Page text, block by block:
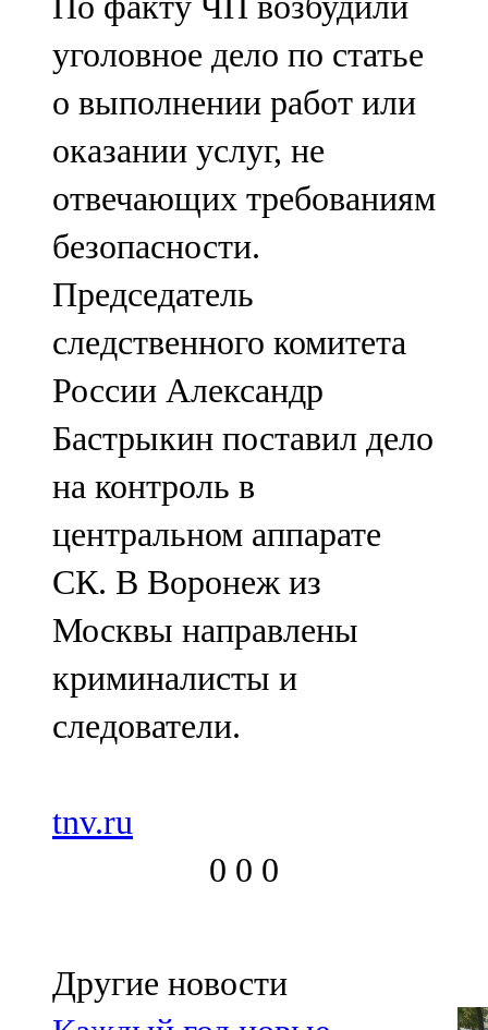
уголовное дело по статье
о выполнении работ или
оказании услуг, не
отвечающих требованиям
безопасности.
Председатель
следственного комитета
России Александр
Бастрыкин поставил дело
на контроль в
центральном аппарате
СК. В Воронеж из
Москвы направлены
криминалисты и
следователи.
tnv.ru
0 0 0
Другие новости